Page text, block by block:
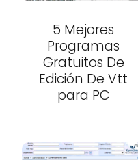
5 Mejores
Programas
Gratuitos De
Edición De Vtt
para PC